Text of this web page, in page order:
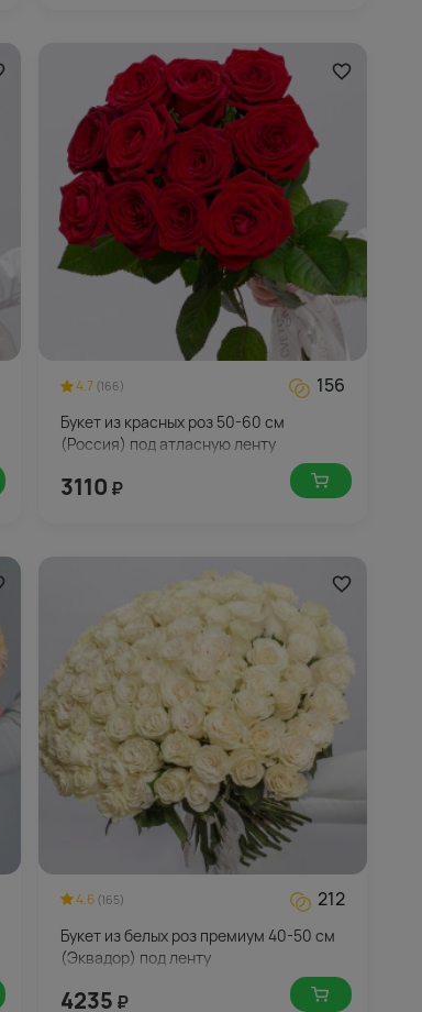
4.7 (166) 156
Букет из красных роз 50-60 см
(Россия) под атласную ленту
3110 ₽
4.6 (165) 212
Букет из белых роз премиум 40-50 см
(Эквадор) под ленту
4235 ₽